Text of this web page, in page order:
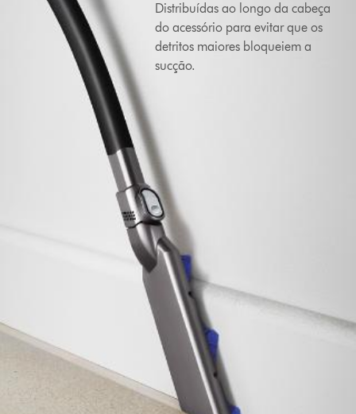
Distribuídas ao longo da cabeça
do acessório para evitar que os
detritos maiores bloqueiem a
sucção.